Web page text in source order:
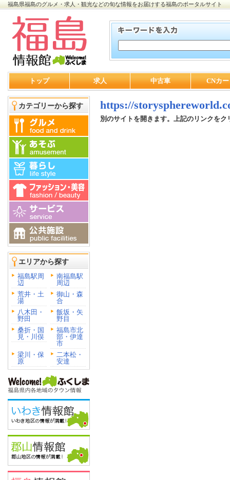
福島県福島のグルメ・求人・観光などの旬な情報をお届けする福島のポータルサイト
トップ 求人 中古車 CNカ
カテゴリーから探す
エリアから探す
福島駅周
辺
南福島駅
周辺
荒井・土
湯
御山・森
合
八木田・
野田
飯坂・矢
野目
桑折・国
見・川俣
福島市北
部・伊達
市
梁川・保
原
二本松・
安達
https://
別のサイトを開きます。上記のリンクをク